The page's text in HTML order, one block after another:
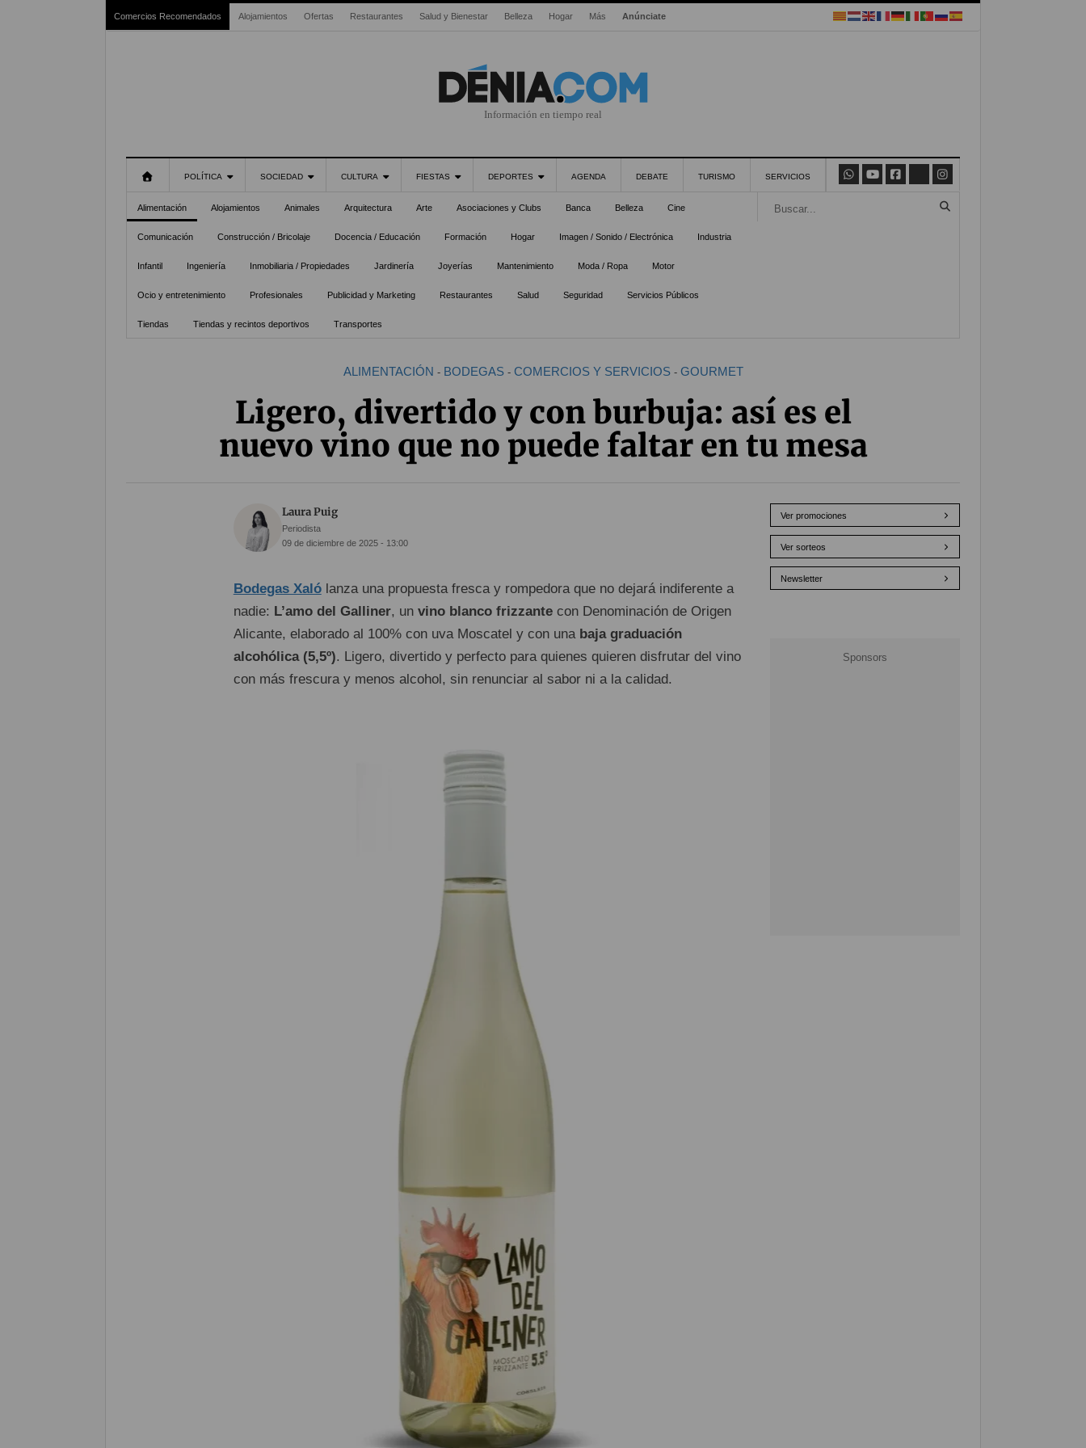
Comercios Recomendados Alojamientos Ofertas Restaurantes Salud y Bienestar Belleza Hogar Más Anúnciate
Información en tiempo real
POLÍTICA SOCIEDAD CULTURA FIESTAS DEPORTES AGENDA DEBATE TURISMO SERVICIOS
Alimentación Alojamientos Animales Arquitectura Arte Asociaciones y Clubs Banca Belleza Cine
Comunicación Construcción / Bricolaje Docencia / Educación Formación Hogar Imagen / Sonido / Electrónica Industria
Infantil Ingeniería Inmobiliaria / Propiedades Jardinería Joyerías Mantenimiento Moda / Ropa Motor
Ocio y entretenimiento Profesionales Publicidad y Marketing Restaurantes Salud Seguridad Servicios Públicos
Tiendas Tiendas y recintos deportivos Transportes
ALIMENTACIÓN - BODEGAS- COMERCIOS Y SERVICIOS- GOURMET
Ligero, divertido y con burbuja: así es el
nuevo vino que no puede faltar en tu mesa
Laura Puig
Periodista
09 de diciembre de 2025 - 13:00
Bodegas Xalólanza una propuesta fresca y rompedora que no dejará indiferente a
nadie: L’amo del Galliner, un vino blanco frizzantecon Denominación de Origen
Alicante, elaborado al 100% con uva Moscatel y con una baja graduación
alcohólica (5,5º). Ligero, divertido y perfecto para quienes quieren disfrutar del vino
con más frescura y menos alcohol, sin renunciar al sabor ni a la calidad.
Ver promociones
Ver sorteos
Newsletter